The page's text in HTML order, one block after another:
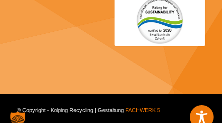
© Copyright - Kolping Recycling | Gestaltung FACHWERK 5